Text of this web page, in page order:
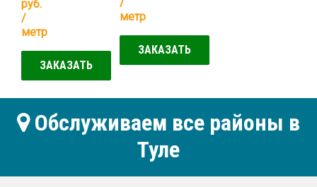
руб.
/
метр
ЗАКАЗАТЬ
метр
ЗАКАЗАТЬ
Обслуживаем все районы в
Туле